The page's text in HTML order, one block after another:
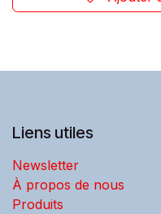
Liens utiles
Newsletter
À propos de nous
Produits